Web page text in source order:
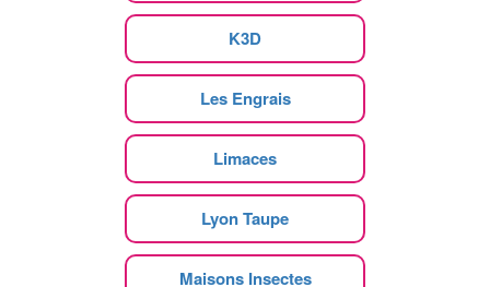
K3D
Les Engrais
Limaces
Lyon Taupe
Maisons Insectes